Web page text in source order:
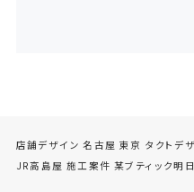
店舗デザイン 名古屋 東京 タクトデ
JR高島屋 施工案件 某ブティック明